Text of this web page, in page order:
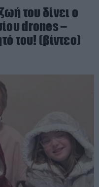
του δίνει ο
drones –
του! (βίντεο)